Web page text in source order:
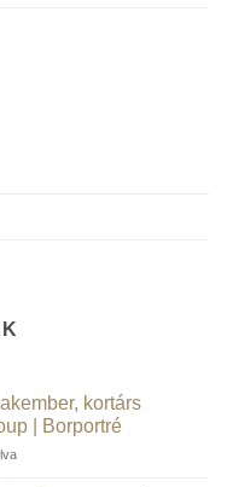
kortárs
| Borportré